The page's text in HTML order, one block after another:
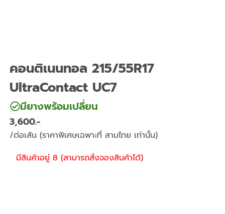
คอนติเนนทอล 215/55R17
UltraContact UC7
มียางพร้อมเปลี่ยน
3,600
/ต่อเส้น (ราคาพิเศษเฉพาะที่ สามไทย เท่านั้น)
มีสินค้าอยู่ 8 (สามารถสั่งจองสินค้าได้)